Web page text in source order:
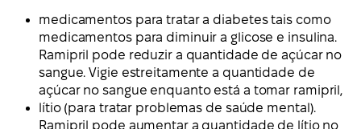
medicamentos para tratar a diabetes tais como
medicamentos para diminuir a glicose e insulina.
Ramipril pode reduzir a quantidade de açúcar no
sangue. Vigie estreitamente a quantidade de
açúcar no sangue enquanto está a tomar ramipril,
lítio (para tratar problemas de saúde mental).
Ramipril pode aumentar a quantidade de lítio no